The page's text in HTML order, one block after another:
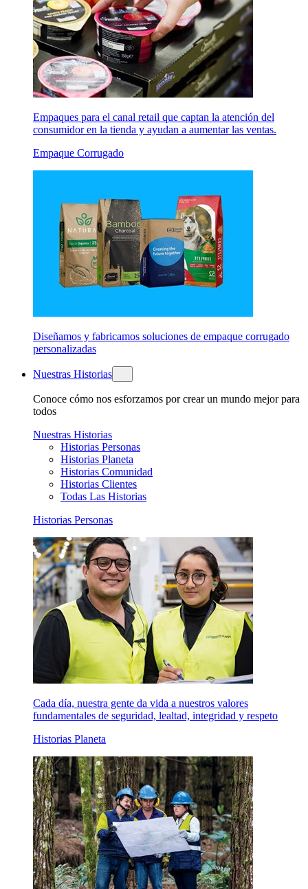
Empaques para el canal retail que captan la atención del
consumidor en la tienda y ayudan a aumentar las ventas.
Empaque Corrugado
Diseñamos y fabricamos soluciones de empaque corrugado
personalizadas
Nuestras Historias
Conoce cómo nos esforzamos por crear un mundo mejor para
todos
Nuestras Historias
Historias Personas
Historias Planeta
Historias Comunidad
Historias Clientes
Todas Las Historias
Historias Personas
Cada día, nuestra gente da vida a nuestros valores
fundamentales de seguridad, lealtad, integridad y respeto
Historias Planeta